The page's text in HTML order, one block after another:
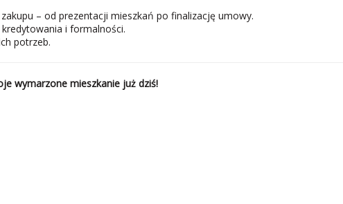
– od prezentacji mieszkań po finalizację umowy.
i formalności.
potrzeb.
wymarzone mieszkanie już dziś!